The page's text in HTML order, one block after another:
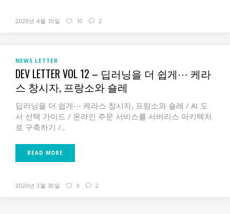
2020년 4월 10일 10 2
NEWS LETTER
DEV LETTER VOL 12 – 딥러닝을 더 쉽게⋯ 케라
스 창시자, 프랑소와 숄레
딥러닝을 더 쉽게⋯ 케라스 창시자, 프랑소와 숄레 / AI 도
서 선택 가이드 / 온라인 주문 서비스를 서버리스 아키텍처
로 구축하기 /...
READ MORE
2020년 3월 30일 9 2